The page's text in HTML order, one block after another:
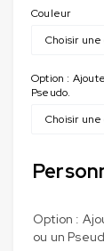
Couleur
Option :
Pseudo.
Option :
ou un